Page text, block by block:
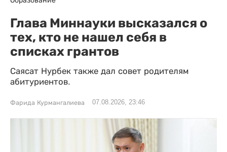
Глава Миннауки высказался о
тех, кто не нашел себя в
списках грантов
Саясат Нурбек также дал совет родителям
абитуриентов.
Фарида Курмангалиева 07.08.2026, 23:46